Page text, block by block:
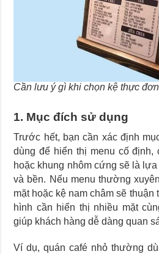
Cần lưu ý gì khi chọn kệ thực
1. Mục đích sử dụng
Trước hết, bạn cần xác định
dùng để hiển thị menu cố
hoặc khung nhôm cứng sẽ là
và bền. Nếu menu thường
mặt hoặc kệ nam châm sẽ
hình cần hiển thị nhiều mặt
giúp khách hàng dễ dàng quan
Ví dụ, quán café nhỏ thường